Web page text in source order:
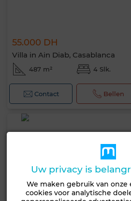
55.000 DH
Villa in Ain Diab, Casablanca
487 m² 4 Slk.
Contact Bellen
Uw privacy is
We maken gebruik van onze
cookies voor analytische